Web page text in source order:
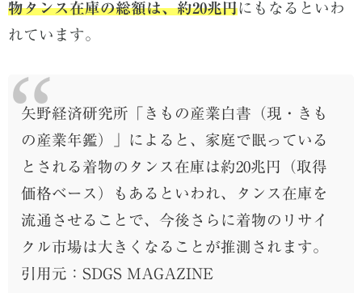
物タンス在庫の総額は、約20兆円にも なるといわ
れています。
矢野経済研究所「きもの産業白書（現・きも
の産業年鑑）」によると、家庭で眠っている
とされる着物のタンス在庫は約20兆円（取得
価格ベース）もあるといわれ、タンス在庫を
流通させることで、今後さらに着物のリサイ
クル市場は大きくなることが推測されます。
引用元：SDGS MAGAZINE